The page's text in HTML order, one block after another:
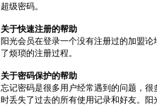
超级密码。
关于快速注册的帮助
阳光会员在登录一个没有注册过的加盟
了烦琐的注册过程。
关于密码保护的帮助
忘记密码是很多用户经常遇到的问题，
时丢失了过去的所有使用记录和好友。